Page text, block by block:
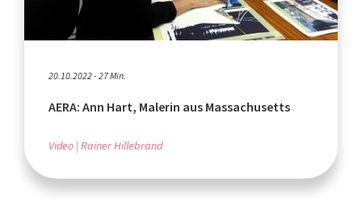
20.10.2022 - 27 Min.
AERA: Ann Hart, Malerin aus Massachusetts
Video Rainer Hillebrand